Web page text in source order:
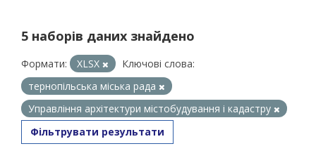
5 наборів даних знайдено
Формати: XLSX
Ключові слова:
тернопільська міська рада
Управління архітектури містобудування і кадастру
Фільтрувати результати